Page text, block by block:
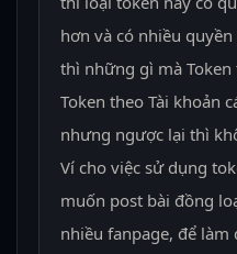
hơn và có nhiều
thì những gì mà
Token theo Tài khoản
nhưng ngược lại thì
Ví cho việc sử dụng
muốn post bài đồng
nhiều fanpage, để